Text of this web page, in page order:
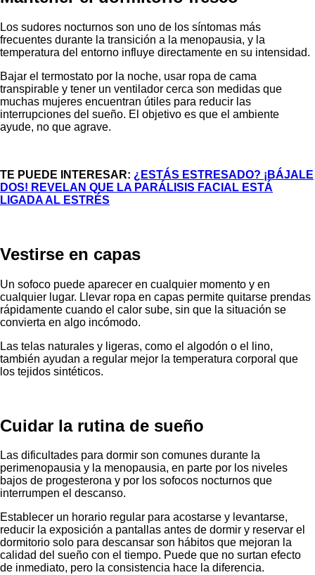
Los sudores nocturnos son uno de los síntomas más
frecuentes durante la transición a la menopausia, y la
temperatura del entorno influye directamente en su intensidad.
Bajar el termostato por la noche, usar ropa de cama
transpirable y tener un ventilador cerca son medidas que
muchas mujeres encuentran útiles para reducir las
interrupciones del sueño. El objetivo es que el ambiente
ayude, no que agrave.
TE PUEDE INTERESAR: ¿ESTÁS ESTRESADO? ¡BÁJALE
DOS! REVELAN QUE LA PARÁLISIS FACIAL ESTÁ
LIGADA AL ESTRÉS
Vestirse en capas
Un sofoco puede aparecer en cualquier momento y en
cualquier lugar. Llevar ropa en capas permite quitarse prendas
rápidamente cuando el calor sube, sin que la situación se
convierta en algo incómodo.
Las telas naturales y ligeras, como el algodón o el lino,
también ayudan a regular mejor la temperatura corporal que
los tejidos sintéticos.
Cuidar la rutina de sueño
Las dificultades para dormir son comunes durante la
perimenopausia y la menopausia, en parte por los niveles
bajos de progesterona y por los sofocos nocturnos que
interrumpen el descanso.
Establecer un horario regular para acostarse y levantarse,
reducir la exposición a pantallas antes de dormir y reservar el
dormitorio solo para descansar son hábitos que mejoran la
calidad del sueño con el tiempo. Puede que no surtan efecto
de inmediato, pero la consistencia hace la diferencia.